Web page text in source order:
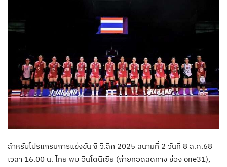
สำหรับโปรแกรมการแข่งขัน ซี วี.ลีก 2025 สนามที่ 2 วันที่ 8 ส.ค.68
เวลา 16.00 น. ไทย พบ อินโดนีเซีย (ถ่ายทอดสดทาง ช่อง one31),